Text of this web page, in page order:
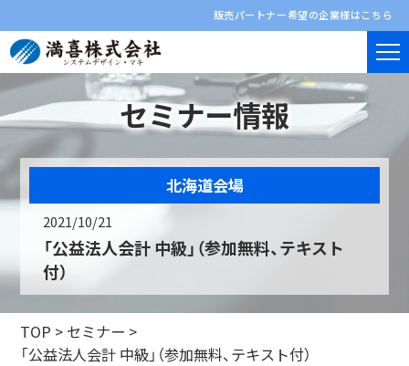
販売パートナー希望の企業様はこちら
セミナー情報
北海道会場
2021/10/21
「公益法人会計 中級」（参加無料、テキスト
付）
TOP > セミナー >
「公益法人会計 中級」（参加無料、テキスト付）